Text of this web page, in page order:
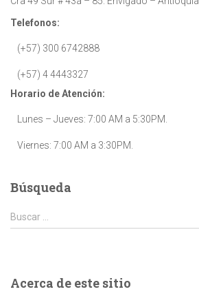
Telefonos:
(+57) 300 6742888
(+57) 4 4443327
Horario de Atención:
Lunes – Jueves: 7:00 AM a 5:30PM.
Viernes: 7:00 AM a 3:30PM.
Búsqueda
B
u
r
Buscar …
Acerca de este sitio